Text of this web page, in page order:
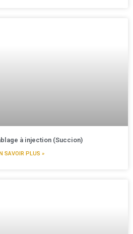
à injection (Succion)
SAVOIR PLUS »